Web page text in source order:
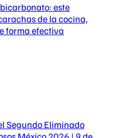
este
de la cocina,
forma efectiva
Segundo Eliminado